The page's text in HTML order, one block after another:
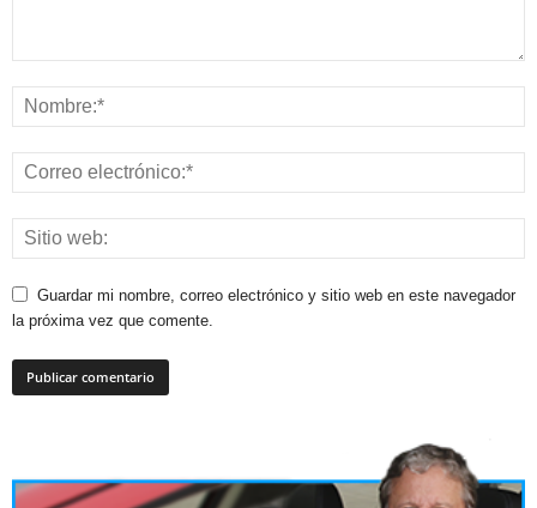
Guardar mi nombre, correo electrónico y sitio web en este navegador
la próxima vez que comente.